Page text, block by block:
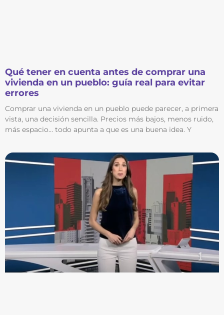
Qué tener en cuenta antes de comprar una
vivienda en un pueblo: guía real para evitar
errores
Comprar una vivienda en un pueblo puede parecer, a primera
vista, una decisión sencilla. Precios más bajos, menos ruido,
más espacio… todo apunta a que es una buena idea. Y